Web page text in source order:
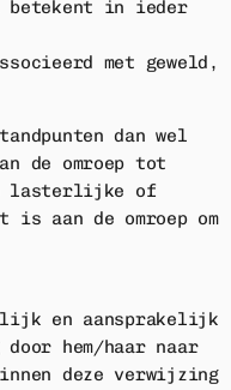
betekent in ieder
met geweld,
dan wel
de omroep tot
lasterlijke of
aan de omroep om
en aansprakelijk
hem/haar naar
deze verwijzing